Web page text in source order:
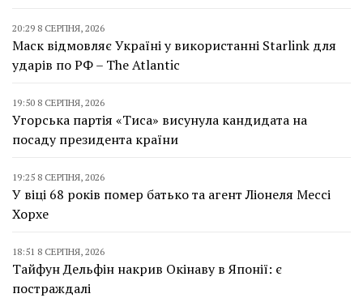
20:29 8 СЕРПНЯ, 2026
Маск відмовляє Україні у використанні Starlink для
ударів по РФ – The Atlantic
19:50 8 СЕРПНЯ, 2026
Угорська партія «Тиса» висунула кандидата на
посаду президента країни
19:25 8 СЕРПНЯ, 2026
У віці 68 років помер батько та агент Ліонеля Мессі
Хорхе
18:51 8 СЕРПНЯ, 2026
Тайфун Дельфін накрив Окінаву в Японії: є
постраждалі